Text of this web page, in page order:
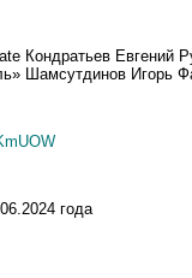
Кондратьев Евгений
Шамсутдинов Игорь
года